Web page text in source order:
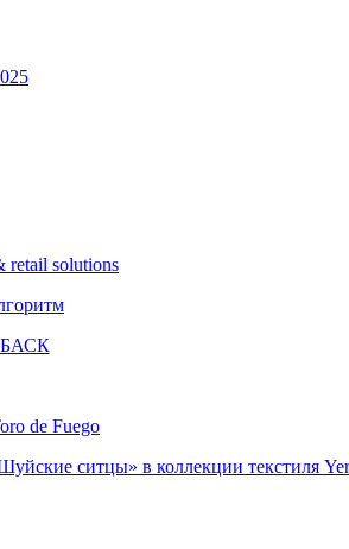
retail solutions
БАСК
de Fuego
ситцы» в коллекции текстиля